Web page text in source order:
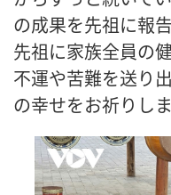
の成果を先祖に報
先祖に家族全員の
不運や苦難を送り
の幸せをお祈りしま